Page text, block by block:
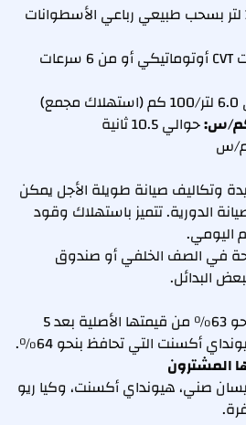
سعة 1.5 لتر بسحب طبيعي رباعي الأسطوانات
من 7 سرعات CVT أوتوماتيكي أو من 6 سرعات
حوالي 10.5 ثانية
وتكاليف صيانة طويلة الأجل يمكن
الدورية. تتميز باستهلاك وقود
اليومي.
في الصف الخلفي أو صندوق
البدائل.
تحافظ تويوتا يارس على نحو 63% من قيمتها الأصلية بعد 5
أكسنت التي تحافظ بنحو 64%.
المشترون
صني، هيونداي أكسنت، وكيا ريو